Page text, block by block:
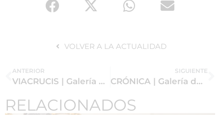
VOLVER A LA ACTUALIDAD
ANTERIOR
VIACRUCIS | Galería de imágenes
SIGUIENTE
CRÓNICA | Galería de imágenes de los cultos en honor al Santísimo Cristo del Calvario
RELACIONADOS